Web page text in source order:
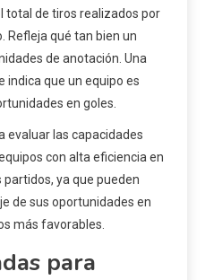
total de tiros realizados por
Refleja qué tan bien un
de anotación. Una
indica que un equipo es
en goles.
evaluar las capacidades
con alta eficiencia en
ya que pueden
de sus oportunidades en
más favorables.
para